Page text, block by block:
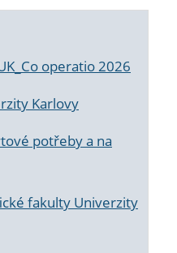
operatio 2026
Karlovy
potřeby a na
fakulty Univerzity